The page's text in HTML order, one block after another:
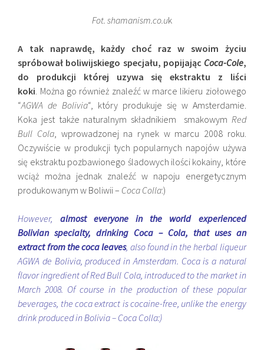
Fot. shamanism.co.uk
A tak naprawdę, każdy choć raz w swoim życiu
spróbował boliwijskiego specjału, popijając Coca-Cole,
do produkcji której uzywa się ekstraktu z liści
koki . Można go również znaleźć w marce likieru ziołowego
“AGWA de Bolivia“, który produkuje się w Amsterdamie.
Koka jest także naturalnym składnikiem smakowym Red
Bull Cola , wprowadzonej na rynek w marcu 2008 roku.
Oczywiście w produkcji tych popularnych napojów używa
się ekstraktu pozbawionego śladowych ilości kokainy, które
wciąż można jednak znaleźć w napoju energetycznym
produkowanym w Boliwii – Coca Colla:)
However, almost everyone in the world experienced
Bolivian specialty, drinking Coca – Cola, that uses an
extract from the coca leaves, also found in the herbal liqueur
AGWA de Bolivia, produced in Amsterdam. Coca is a natural
flavor ingredient of Red Bull Cola, introduced to the market in
March 2008. Of course in the production of these popular
beverages, the coca extract is cocaine-free, unlike the energy
drink produced in Bolivia – Coca Colla:)